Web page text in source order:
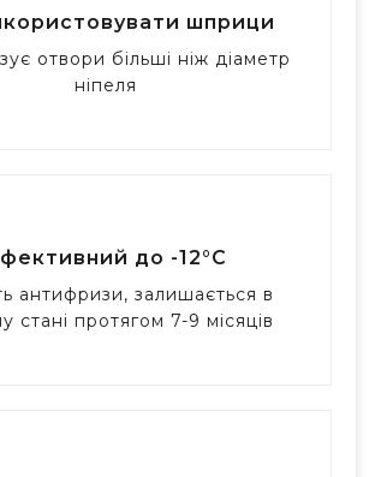
шприци
отвори більші ніж діаметр
ніпеля
до -12°C
антифризи, залишається в
стані протягом 7-9 місяців